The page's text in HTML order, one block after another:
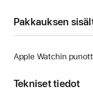
Pakkauksen
Apple Watchin
Tekniset tiedot